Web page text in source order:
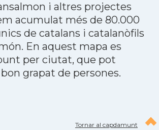
i altres projectes
acumulat més de 80.000
de catalans i catalanòfils
En aquest mapa es
per ciutat, que pot
grapat de persones.
Tornar al capdamunt